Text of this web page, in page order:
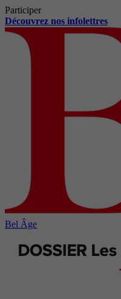
Participer
Découvrez nos infolettres
Bel Âge